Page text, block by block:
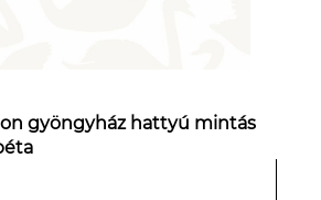
gyöngyház hattyú mintás